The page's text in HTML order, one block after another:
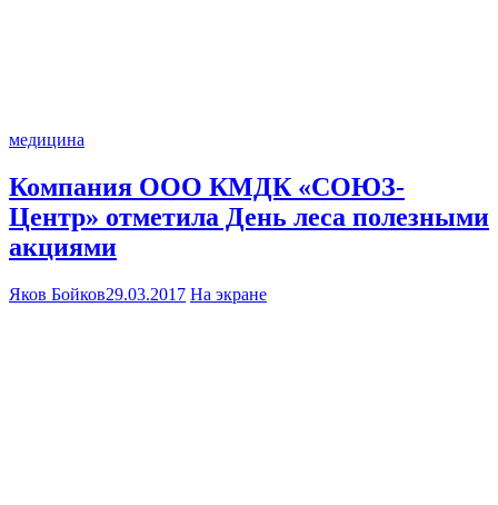
медицина
Компания ООО КМДК «СОЮЗ-
Центр» отметила День леса полезными
акциями
Яков Бойков29.03.2017 На экране